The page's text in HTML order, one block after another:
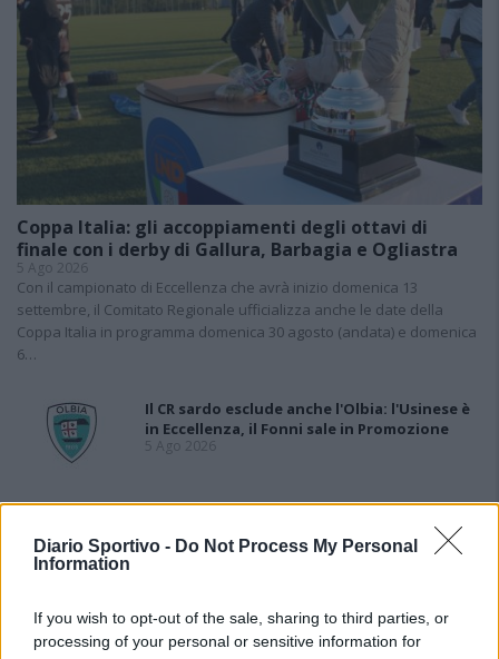
Diario Sportivo - Do Not Process My Personal
Information
If you wish to opt-out of the sale, sharing to third parties, or
processing of your personal or sensitive information for
Coppa Italia: gli accoppiamenti degli ottavi di
finale con i derby di Gallura, Barbagia e Ogliastra
5 Ago 2026
Con il campionato di Eccellenza che avrà inizio domenica 13
settembre, il Comitato Regionale ufficializza anche le date della
Coppa Italia in programma domenica 30 agosto (andata) e domenica
6…
Il CR sardo esclude anche l'Olbia: l'Usinese è
in Eccellenza, il Fonni sale in Promozione
5 Ago 2026
finisce qui, troppe complicazioni coi
problemi extra calcio»
L'Iglesias si rinforza con Papa Seck e
Diawara, al Bonorva il difensore Balbo